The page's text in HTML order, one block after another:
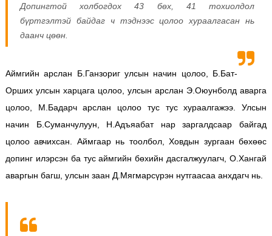
Допингтой холбогдох 43 бөх, 41 тохиолдол
бүртгэлтэй байдаг ч тэднээс цолоо хураалгасан нь
даанч цөөн.
Аймгийн арслан Б.Ганзориг улсын начин цолоо, Б.Бат-
Орших улсын харцага цолоо, улсын арслан Э.Оюунболд аварга
цолоо, М.Бадарч арслан цолоо тус тус хураалгажээ. Улсын
начин Б.Суманчулуун, Н.Адъяабат нар заргалдсаар байгад
цолоо авчихсан. Аймгаар нь тоолбол, Ховдын зургаан бөхөөс
допинг илэрсэн ба тус аймгийн бөхийн дасгалжуулагч, О.Хангай
аваргын багш, улсын заан Д.Мягмарсүрэн нутгаасаа анхдагч нь.